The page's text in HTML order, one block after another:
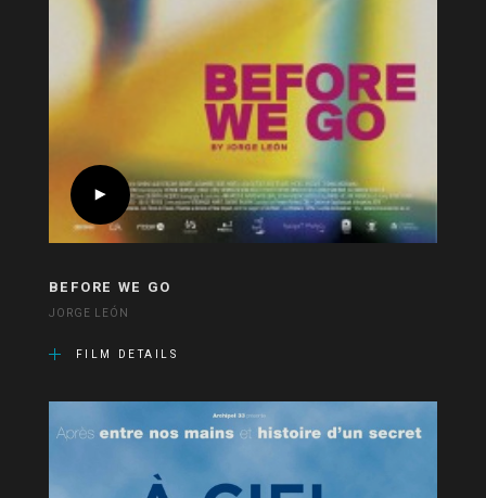
BEFORE WE GO
JORGE LEÓN
FILM DETAILS